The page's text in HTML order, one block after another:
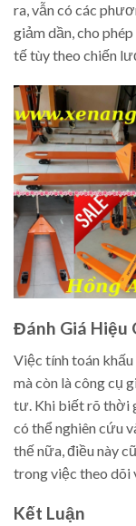
ra, vẫn có các
giảm dần, cho
tế tùy theo chiến
Đánh Giá Hiệu
Việc tính toán
mà còn là công cụ
tư. Khi biết rõ thời
có thể nghiên cứu
thế nữa, điều này
trong việc theo dõi
Kết Luận